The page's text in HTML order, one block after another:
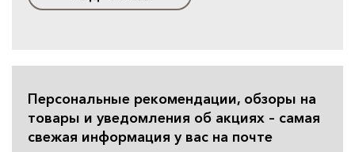
Персональные рекомендации, обзоры на
товары и уведомления об акциях – самая
свежая информация у вас на почте